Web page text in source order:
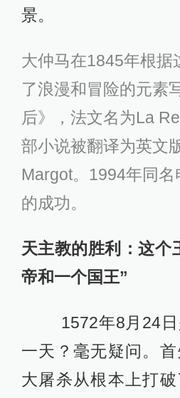
景。
大仲马在1845年根据
了浪漫和冒险的元素
后》，法文名为La
部小说被翻译为英文
Margot。1994年同
的成功。
天主教的胜利：这个
帝和一个国王”
1572年8月24日
一天？毫无疑问。
大屠杀从根本上打